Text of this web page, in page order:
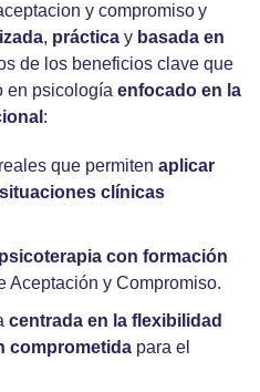
y compromiso y
, práctica y basada en
de los beneficios clave que
en psicología enfocado en la
:
que permiten aplicar
clínicas
con formación
Aceptación y Compromiso.
centrada en la flexibilidad
comprometida para el